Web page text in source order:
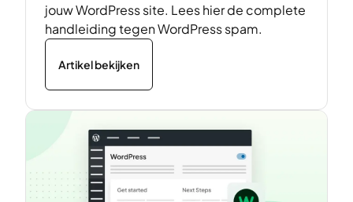
jouw WordPress site. Lees hier de complete
handleiding tegen WordPress spam.
Artikel bekijken